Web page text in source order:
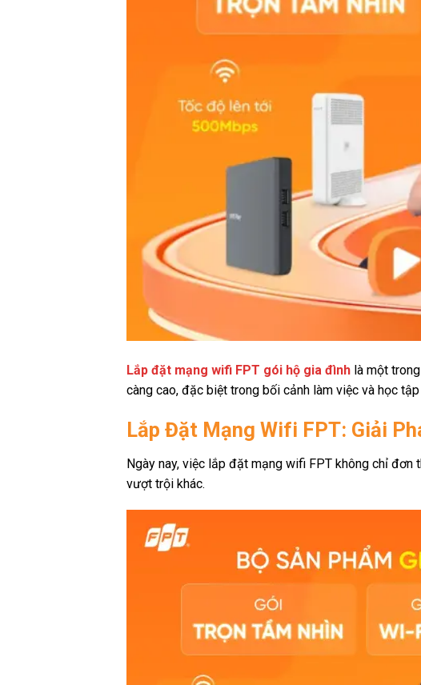
Lắp đặt mạng wifi FPT gói hộ gia đìnhlà một trong
càng cao, đặc biệt trong bối cảnh làm việc và học
Lắp Đặt Mạng Wifi FPT: Giải
Ngày nay, việc lắp đặt mạng wifi FPT không chỉ đơn
vượt trội khác.